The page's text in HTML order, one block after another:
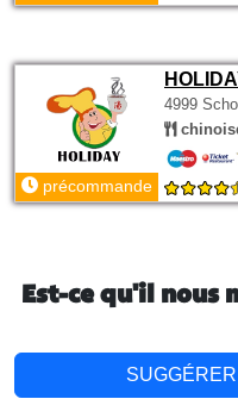
4999
précommande
Est-ce qu'il nous